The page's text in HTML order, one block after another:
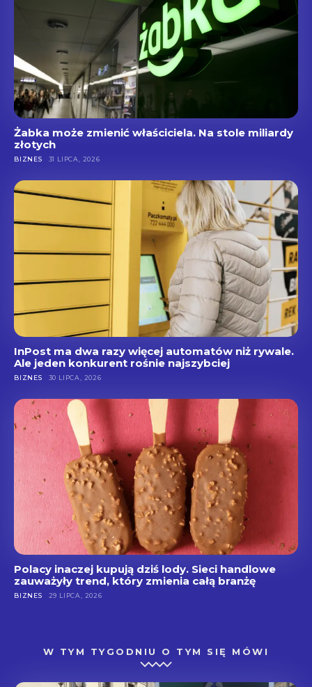
Żabka może zmienić właściciela. Na stole miliardy
złotych
BIZNES 31 LIPCA, 2026
InPost ma dwa razy więcej automatów niż rywale.
Ale jeden konkurent rośnie najszybciej
BIZNES 30 LIPCA, 2026
Polacy inaczej kupują dziś lody. Sieci handlowe
zauważyły trend, który zmienia całą branżę
BIZNES 29 LIPCA, 2026
W TYM TYGODNIU O TYM SIĘ MÓWI